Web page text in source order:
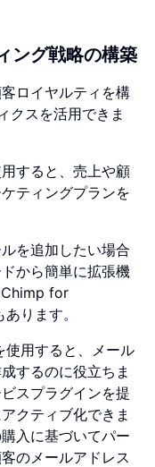
ング戦略の構築
ロイヤルティを構
クスを活用できま
すると、売上や顧
ティングプランを
を追加したい場合
から簡単に拡張機
for
ります。
用すると、メール
するのに役立ちま
スプラグインを提
クティブ化できま
入に基づいてパー
のメールアドレス